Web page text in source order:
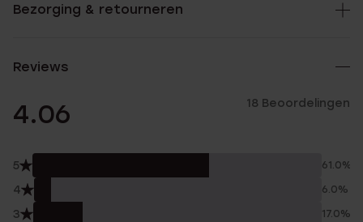
Bezorging & retourneren
Reviews
4.06 18 Beoordelingen
5 61.0%
4 6.0%
3 17.0%